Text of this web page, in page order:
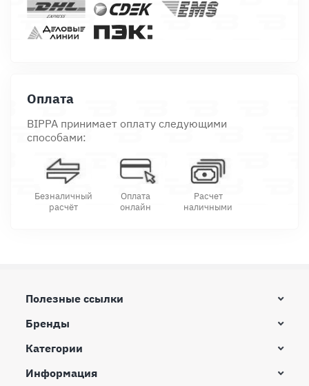
Оплата
BIPPA принимает оплату следующими
способами:
Безналичный
расчёт
Оплата
онлайн
Расчет
наличными
Полезные ссылки
Бренды
Категории
Информация